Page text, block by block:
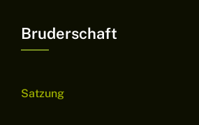
Bruderschaft
Satzung